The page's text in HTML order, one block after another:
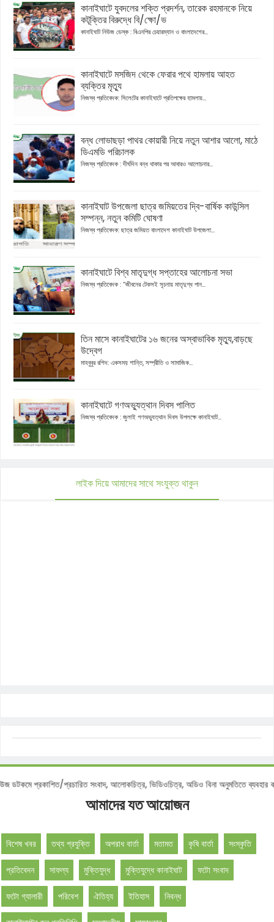
কানাইঘাটে যুবদলের শক্তি প্রদর্শন, তারেক রহমানকে নিয়ে
কটূক্তির বিরুদ্ধে বি/ক্ষো/ভ
কানাইঘাট নিউজ ডেস্ক : বিএনপির চেয়ারম্যান ও বাংলাদেশের...
কানাইঘাটে মসজিদ থেকে ফেরার পথে হামলায় আহত
ব্যক্তির মৃত্যু
নিজস্ব প্রতিবেদক: সিলেটের কানাইঘাটে প্রতিপক্ষের হামলায়...
বন্ধ লোভাছড়া পাথর কোয়ারী নিয়ে নতুন আশার আলো, মাঠে
ডিএমডি পরিচালক
নিজস্ব প্রতিবেদক : দীর্ঘদিন বন্ধ থাকার পর আবারও আলোচনার...
কানাইঘাট উপজেলা ছাত্র জমিয়তের দ্বি-বার্ষিক কাউন্সিল
সম্পন্ন, নতুন কমিটি ঘোষণা
নিজস্ব প্রতিবেদক: ছাত্র জমিয়ত বাংলাদেশ কানাইঘাট উপজেলা...
কানাইঘাটে বিশ্ব মাতৃদুগ্ধ সপ্তাহের আলোচনা সভা
নিজস্ব প্রতিবেদক : “জীবনের টেকসই সূচনায় মাতৃদুগ্ধ পান...
তিন মাসে কানাইঘাটের ১৬ জনের অস্বাভাবিক মৃত্যু,বাড়ছে
উদ্বেগ
মাহবুবুর রশিদ: একসময় শান্তি, সম্প্রীতি ও সামাজিক...
কানাইঘাটে গণঅভ্যুত্থান দিবস পালিত
নিজস্ব প্রতিবেদক : জুলাই গণঅভ্যুত্থান দিবস উপলক্ষে কানাইঘাট...
লাইক দিয়ে আমাদের সাথে সংযুক্ত থাকুন
প্রকাশিত/প্রচারিত সংবাদ, আলোকচিত্র, ভিডিওচিত্র, অডিও বিনা অনুমতিতে ব্যবহার করা
আমাদের যত আয়োজন
বিশেষ খবর তথ্য প্রযুক্তি অপরাধ বার্তা মতামত কৃষি বার্তা সংস্কৃতি
প্রতিবেদন সাফল্য মুক্তিযুদ্ধ মুক্তিযুদ্ধে কানাইঘাট ফটো সংবাদ
ফটো গ্যালারী পরিবেশ ঐতিহ্য ইতিহাস নিবন্ধ